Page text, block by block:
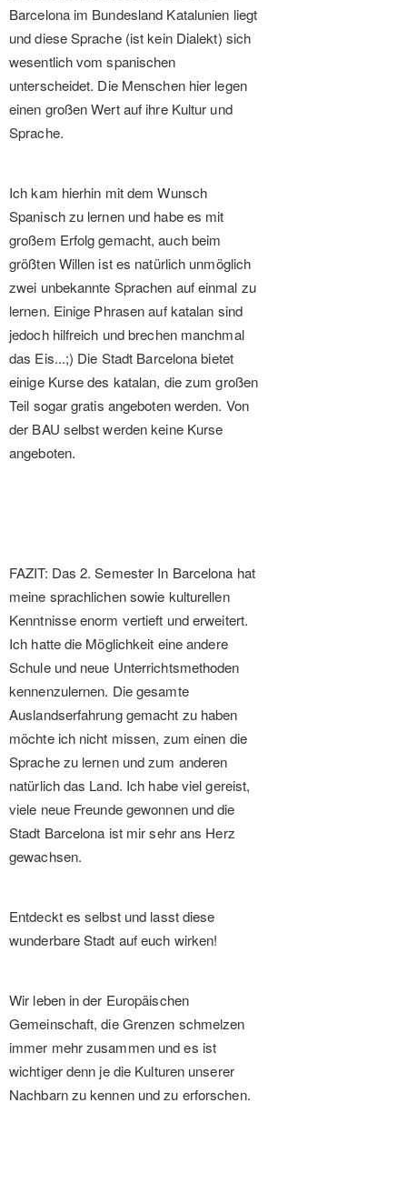
Barcelona im Bundesland Katalunien liegt
und diese Sprache (ist kein Dialekt) sich
wesentlich vom spanischen
unterscheidet. Die Menschen hier legen
einen großen Wert auf ihre Kultur und
Sprache.
Ich kam hierhin mit dem Wunsch
Spanisch zu lernen und habe es mit
großem Erfolg gemacht, auch beim
größten Willen ist es natürlich unmöglich
zwei unbekannte Sprachen auf einmal zu
lernen. Einige Phrasen auf katalan sind
jedoch hilfreich und brechen manchmal
das Eis...;) Die Stadt Barcelona bietet
einige Kurse des katalan, die zum großen
Teil sogar gratis angeboten werden. Von
der BAU selbst werden keine Kurse
angeboten.
FAZIT: Das 2. Semester In Barcelona hat
meine sprachlichen sowie kulturellen
Kenntnisse enorm vertieft und erweitert.
Ich hatte die Möglichkeit eine andere
Schule und neue Unterrichtsmethoden
kennenzulernen. Die gesamte
Auslandserfahrung gemacht zu haben
möchte ich nicht missen, zum einen die
Sprache zu lernen und zum anderen
natürlich das Land. Ich habe viel gereist,
viele neue Freunde gewonnen und die
Stadt Barcelona ist mir sehr ans Herz
gewachsen.
Entdeckt es selbst und lasst diese
wunderbare Stadt auf euch wirken!
Wir leben in der Europäischen
Gemeinschaft, die Grenzen schmelzen
immer mehr zusammen und es ist
wichtiger denn je die Kulturen unserer
Nachbarn zu kennen und zu erforschen.